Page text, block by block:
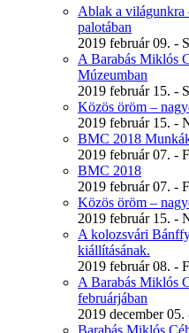
Ablak a
palotában
2019 február 09. -
A Barabás Miklós
Múzeumban
2019 február 15. -
Közös öröm –
2019 február 15. -
BMC 2018
2019 február 07. -
BMC 2018
2019 február 07. -
Közös öröm –
2019 február 15. -
A kolozsvári
kiállításának.
2019 február 08. -
A Barabás Miklós
februárjában
2019 december 05.